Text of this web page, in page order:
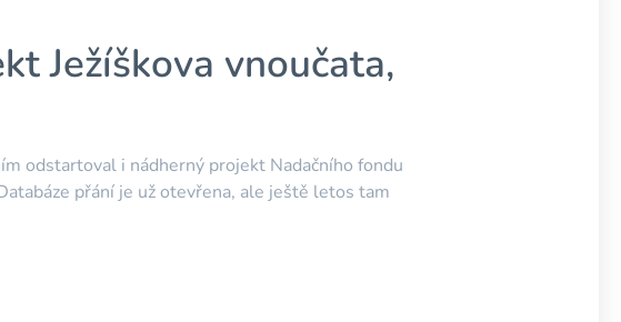
Ježíškova vnoučata,
odstartoval i nádherný projekt Nadačního fondu
přání je už otevřena, ale ještě letos tam